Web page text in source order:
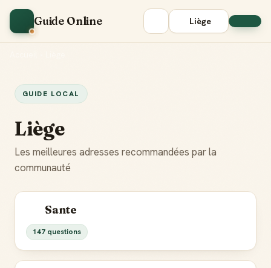
Guide Online Liège
GUIDE LOCAL
Liège
Les meilleures adresses recommandées par la
communauté
Sante
147 questions